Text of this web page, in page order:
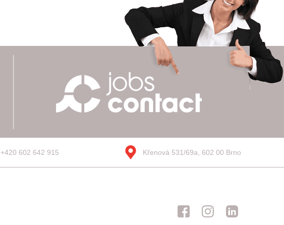
+420 602 642 915 Křenová 531/69a, 602 00 Brno